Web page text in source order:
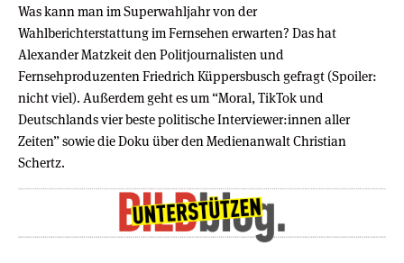
Was kann man im Superwahljahr von der
Wahlberichterstattung im Fernsehen erwarten? Das hat
Alexander Matzkeit den Politjournalisten und
Fernsehproduzenten Friedrich Küppersbusch gefragt (Spoiler:
nicht viel). Außerdem geht es um “Moral, TikTok und
Deutschlands vier beste politische Interviewer:innen aller
Zeiten” sowie die Doku über den Medienanwalt Christian
Schertz.